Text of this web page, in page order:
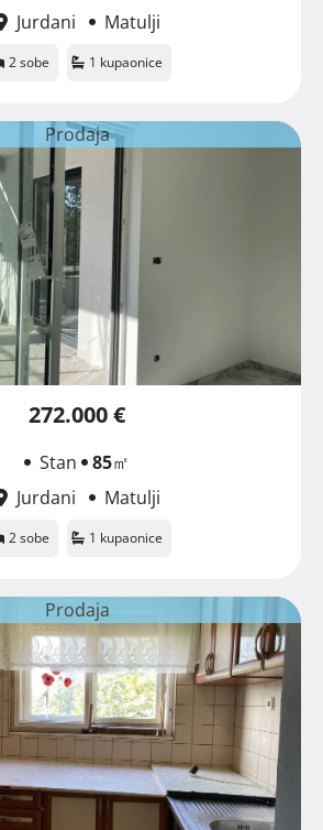
Jurdani
Matulji
2 sobe 1 kupaonice
Prodaja
272.000 €
Stan 85㎡
Jurdani
Matulji
2 sobe 1 kupaonice
Prodaja